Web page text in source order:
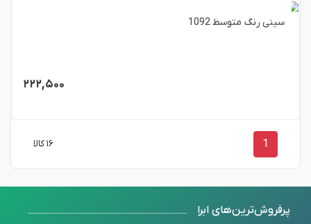
سینی رنگ متوسط 1092
۲۲۲,۵۰۰
1 ۱۶ کالا
پرفروش‌ترین‌های ابرا